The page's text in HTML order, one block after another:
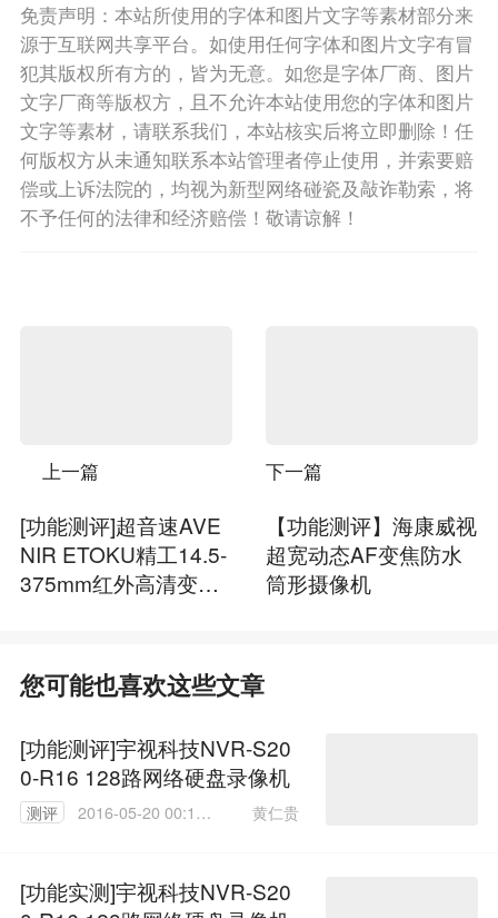
免责声明：本站所使用的字体和图片文字等素材部分来
源于互联网共享平台。如使用任何字体和图片文字有冒
犯其版权所有方的，皆为无意。如您是字体厂商、图片
文字厂商等版权方，且不允许本站使用您的字体和图片
文字等素材，请联系我们，本站核实后将立即删除！任
何版权方从未通知联系本站管理者停止使用，并索要赔
偿或上诉法院的，均视为新型网络碰瓷及敲诈勒索，将
不予任何的法律和经济赔偿！敬请谅解！
上一篇
[功能测评]超音速AVE
NIR ETOKU精工14.5-
375mm红外高清变倍
下一篇
【功能测评】海康威视
超宽动态AF变焦防水
筒形摄像机
您可能也喜欢这些文章
[功能测评]宇视科技NVR-S20
0-R16 128路网络硬盘录像机
测评
2016-05-20 00:18:
黄仁贵
[功能实测]宇视科技NVR-S20